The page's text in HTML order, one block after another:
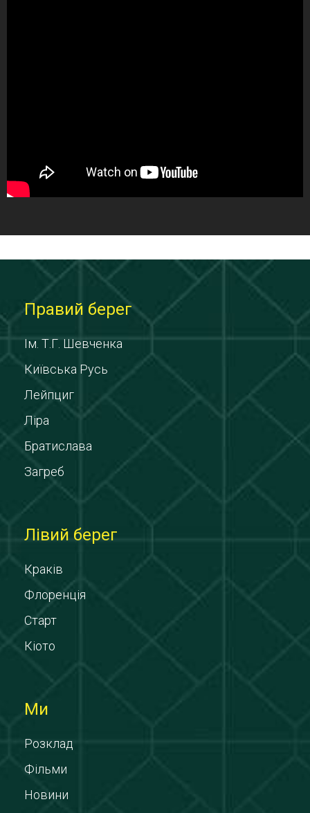
Правий берег
Ім. Т.Г. Шевченка
Київська Русь
Лейпциг
Ліра
Братислава
Загреб
Лівий берег
Краків
Флоренція
Старт
Кіото
Ми
Розклад
Фільми
Новини